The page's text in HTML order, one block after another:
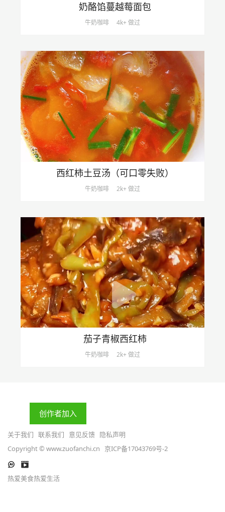
奶酪馅蔓越莓面包
牛奶咖啡 4k+ 做过
西红柿土豆汤（可口零失败）
牛奶咖啡 2k+ 做过
茄子青椒西红柿
牛奶咖啡 2k+ 做过
创作者加入
关于我们 联系我们 意见反馈 隐私声明
Copyright © www.zuofanchi.cn 京ICP备17043769号-2
热爱美食热爱生活